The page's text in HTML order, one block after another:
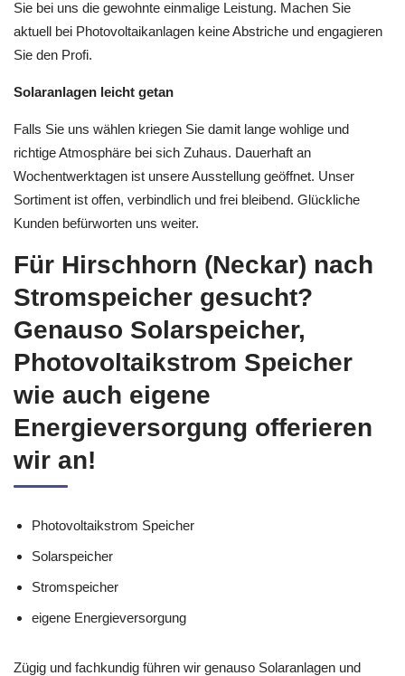
Sie bei uns die gewohnte einmalige Leistung. Machen Sie
aktuell bei Photovoltaikanlagen keine Abstriche und engagieren
Sie den Profi.
Solaranlagen leicht getan
Falls Sie uns wählen kriegen Sie damit lange wohlige und
richtige Atmosphäre bei sich Zuhaus. Dauerhaft an
Wochentwerktagen ist unsere Ausstellung geöffnet. Unser
Sortiment ist offen, verbindlich und frei bleibend. Glückliche
Kunden befürworten uns weiter.
Für Hirschhorn (Neckar) nach
Stromspeicher gesucht?
Genauso Solarspeicher,
Photovoltaikstrom Speicher
wie auch eigene
Energieversorgung offerieren
wir an!
Photovoltaikstrom Speicher
Solarspeicher
Stromspeicher
eigene Energieversorgung
Zügig und fachkundig führen wir genauso Solaranlagen und